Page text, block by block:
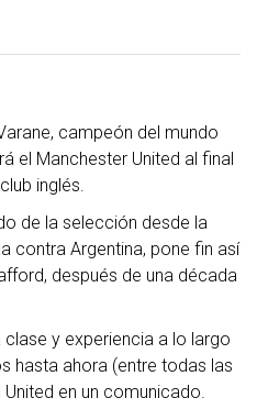
campeón del mundo
el Manchester United al final
inglés.
de la selección desde la
contra Argentina, pone fin así
después de una década
y experiencia a lo largo
hasta ahora (entre todas las
en un comunicado.